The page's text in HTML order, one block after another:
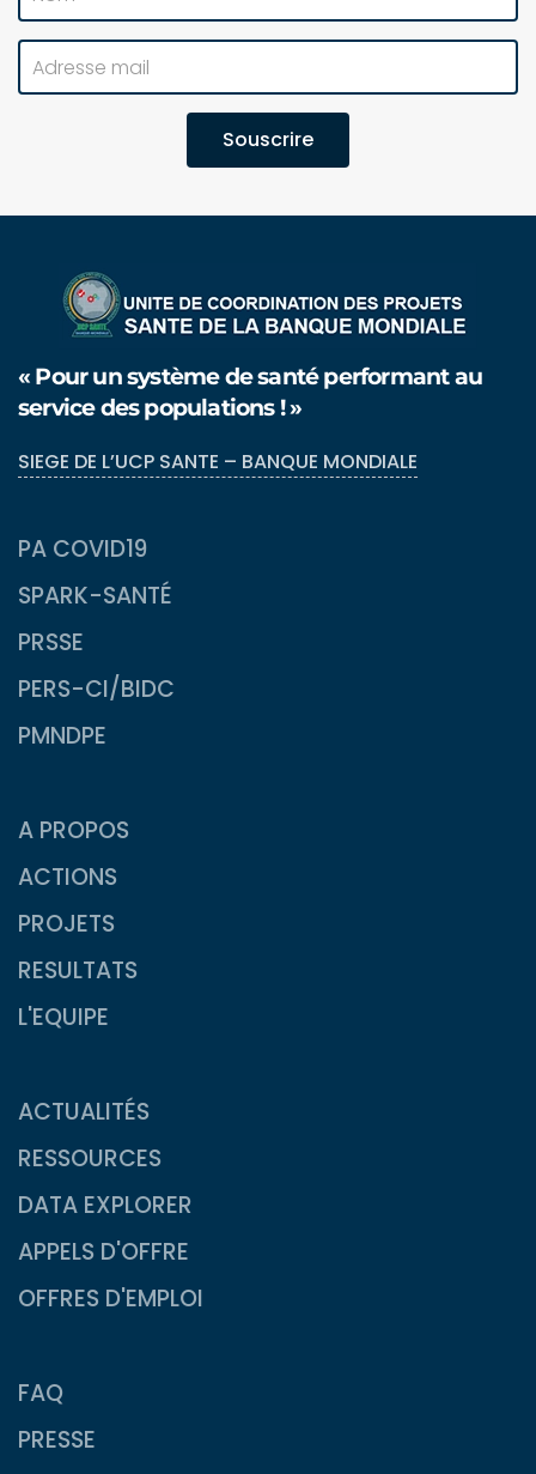
Souscrire
« Pour un système de santé performant au
service des populations ! »
SIEGE DE L’UCP SANTE – BANQUE MONDIALE
PA COVID19
SPARK-SANTÉ
PRSSE
PERS-CI/BIDC
PMNDPE
A PROPOS
ACTIONS
PROJETS
RESULTATS
L'EQUIPE
ACTUALITÉS
RESSOURCES
DATA EXPLORER
APPELS D'OFFRE
OFFRES D'EMPLOI
FAQ
PRESSE